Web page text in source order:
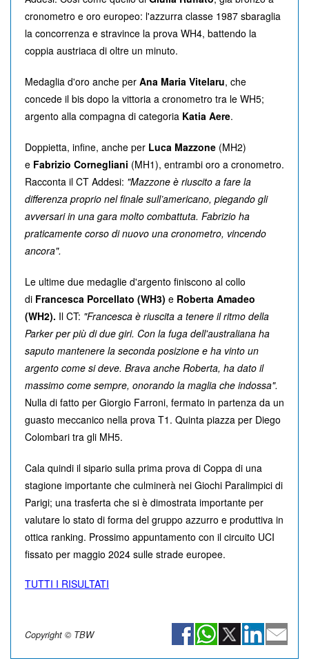
cronometro e oro europeo: l'azzurra classe 1987 sbaraglia
la concorrenza e stravince la prova WH4, battendo la
coppia austriaca di oltre un minuto.
Medaglia d'oro anche per Ana Maria Vitelaru, che
concede il bis dopo la vittoria a cronometro tra le WH5;
argento alla compagna di categoria Katia Aere.
Doppietta, infine, anche per Luca Mazzone (MH2)
e Fabrizio Cornegliani (MH1), entrambi oro a cronometro.
Racconta il CT Addesi: "Mazzone è riuscito a fare la
differenza proprio nel finale sull’americano, piegando gli
avversari in una gara molto combattuta. Fabrizio ha
praticamente corso di nuovo una cronometro, vincendo
ancora".
Le ultime due medaglie d'argento finiscono al collo
di Francesca Porcellato (WH3) e Roberta Amadeo
(WH2). Il CT: "Francesca è riuscita a tenere il ritmo della
Parker per più di due giri. Con la fuga dell'australiana ha
saputo mantenere la seconda posizione e ha vinto un
argento come si deve. Brava anche Roberta, ha dato il
massimo come sempre, onorando la maglia che indossa".
Nulla di fatto per Giorgio Farroni, fermato in partenza da un
guasto meccanico nella prova T1. Quinta piazza per Diego
Colombari tra gli MH5.
Cala quindi il sipario sulla prima prova di Coppa di una
stagione importante che culminerà nei Giochi Paralimpici di
Parigi; una trasferta che si è dimostrata importante per
valutare lo stato di forma del gruppo azzurro e produttiva in
ottica ranking. Prossimo appuntamento con il circuito UCI
fissato per maggio 2024 sulle strade europee.
TUTTI I RISULTATI
Copyright © TBW